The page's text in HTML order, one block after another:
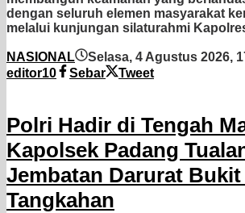
dengan seluruh elemen masyarakat
melalui kunjungan silaturahmi
NASIONAL Selasa, 4 Agustus 2026,
editor10
Sebar Tweet
Polri Hadir di Tengah
Kapolsek Padang
Jembatan Darurat
Tangkahan